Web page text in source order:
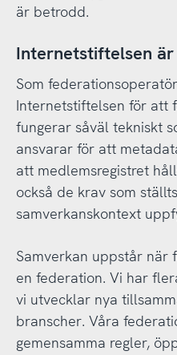
är betrodd.
Internetstiftelsen
Som
Internetstiftelsen för att
fungerar såväl tekniskt
ansvarar för att
att medlemsregistret
också de krav som
samverkanskontext
Samverkan uppstår när
en federation. Vi har
vi utvecklar nya
branscher. Våra
gemensamma regler,